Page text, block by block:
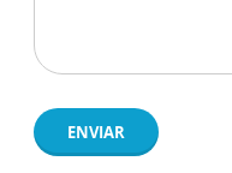
ENVIAR